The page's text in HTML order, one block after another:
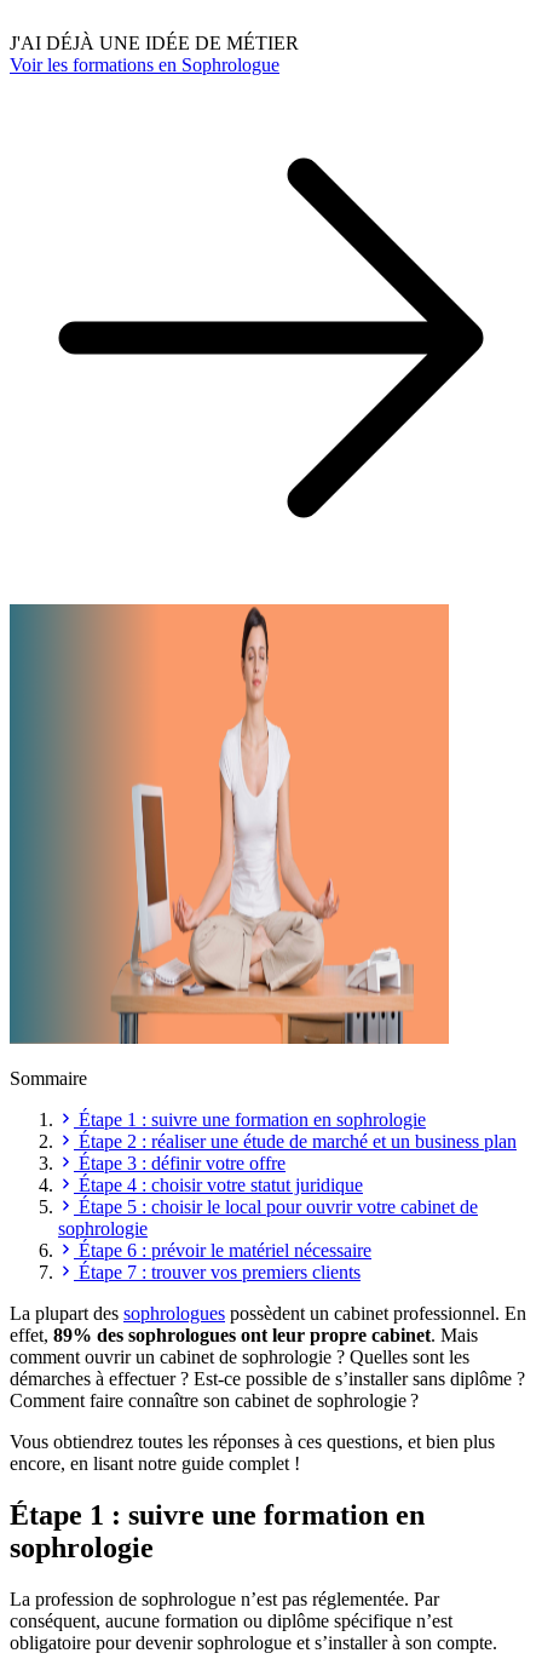
J'AI DÉJÀ UNE IDÉE DE MÉTIER
Voir les formations en Sophrologue
Sommaire
Étape 1 : suivre une formation en sophrologie
Étape 2 : réaliser une étude de marché et un business plan
Étape 3 : définir votre offre
Étape 4 : choisir votre statut juridique
Étape 5 : choisir le local pour ouvrir votre cabinet de
sophrologie
Étape 6 : prévoir le matériel nécessaire
Étape 7 : trouver vos premiers clients
La plupart des sophrologues possèdent un cabinet professionnel. En
effet, 89% des sophrologues ont leur propre cabinet. Mais
comment ouvrir un cabinet de sophrologie ? Quelles sont les
démarches à effectuer ? Est-ce possible de s’installer sans diplôme ?
Comment faire connaître son cabinet de sophrologie ?
Vous obtiendrez toutes les réponses à ces questions, et bien plus
encore, en lisant notre guide complet !
Étape 1 : suivre une formation en
sophrologie
La profession de sophrologue n’est pas réglementée. Par
conséquent, aucune formation ou diplôme spécifique n’est
obligatoire pour devenir sophrologue et s’installer à son compte.